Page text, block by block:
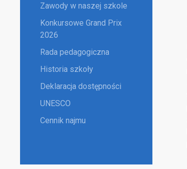
Zawody w naszej szkole
Konkursowe Grand Prix
2026
Rada pedagogiczna
Historia szkoły
Deklaracja dostępności
UNESCO
Cennik najmu